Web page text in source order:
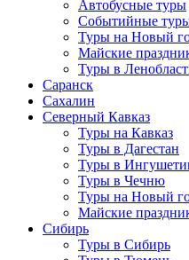
Автобусные туры
Событийные
Туры на Новый
Майские
Туры в
Саранск
Сахалин
Северный Кавказ
Туры на Кавказ
Туры в Дагестан
Туры в
Туры в Чечню
Туры на Новый
Майские
Сибирь
Туры в Сибирь